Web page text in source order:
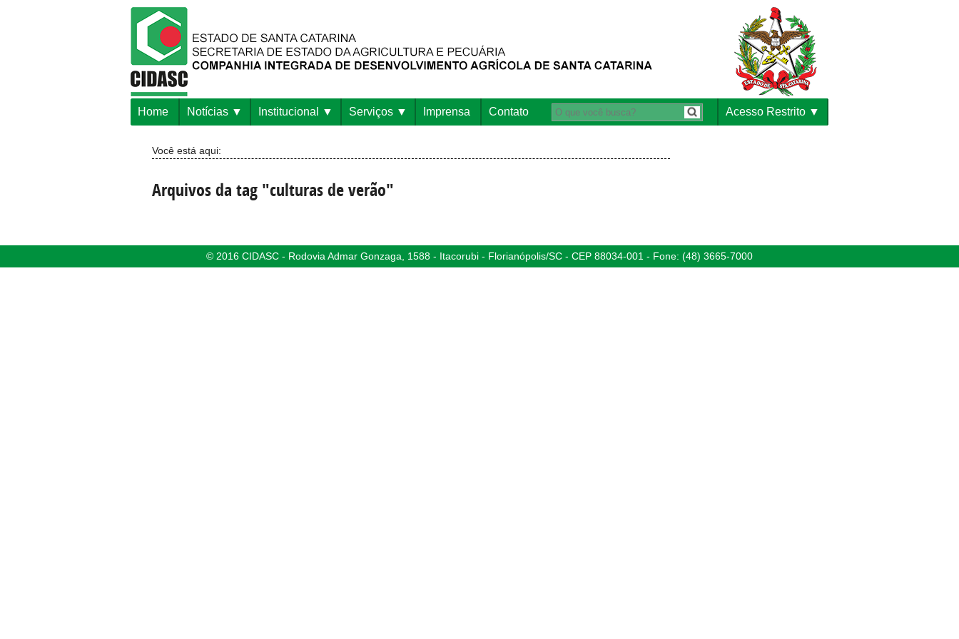
Home Notícias Institucional Serviços Imprensa Contato Acesso Restrito
Você está aqui:
Arquivos da tag "culturas de verão"
© 2016 CIDASC - Rodovia Admar Gonzaga, 1588 - Itacorubi - Florianópolis/SC - CEP 88034-001 - Fone: (48) 3665-7000